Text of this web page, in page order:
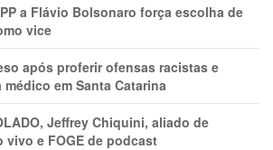
a Flávio Bolsonaro força escolha de
vice
após proferir ofensas racistas e
em Santa Catarina
Jeffrey Chiquini, aliado de
vivo e FOGE de podcast